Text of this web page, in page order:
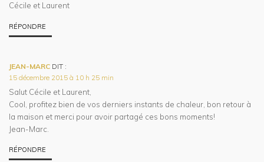
Cécile et Laurent
RÉPONDRE
JEAN-MARC DIT :
15 décembre 2015 à 10 h 25 min
Salut Cécile et Laurent,
Cool, profitez bien de vos derniers instants de chaleur, bon retour à
la maison et merci pour avoir partagé ces bons moments!
Jean-Marc.
RÉPONDRE